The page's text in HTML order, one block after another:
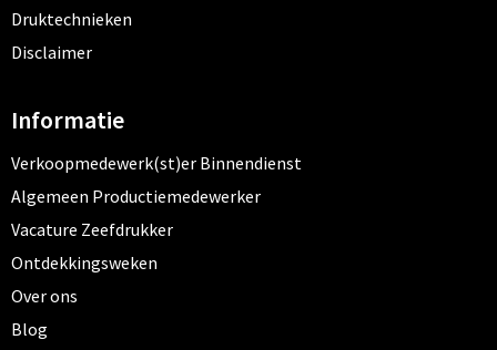
Druktechnieken
Disclaimer
Informatie
Verkoopmedewerk(st)er Binnendienst
Algemeen Productiemedewerker
Vacature Zeefdrukker
Ontdekkingsweken
Over ons
Blog